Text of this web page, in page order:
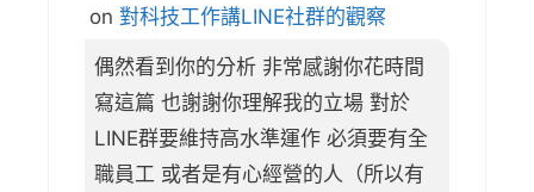
on 對科技工作講LINE社群的觀察
偶然看到你的分析 非常感謝你花時間
寫這篇 也謝謝你理解我的立場 對於
LINE群要維持高水準運作 必須要有全
職員工 或者是有心經營的人（所以有